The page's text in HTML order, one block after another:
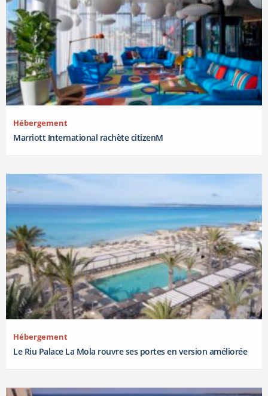
Hébergement
Marriott International rachète citizenM
Hébergement
Le Riu Palace La Mola rouvre ses portes en version améliorée